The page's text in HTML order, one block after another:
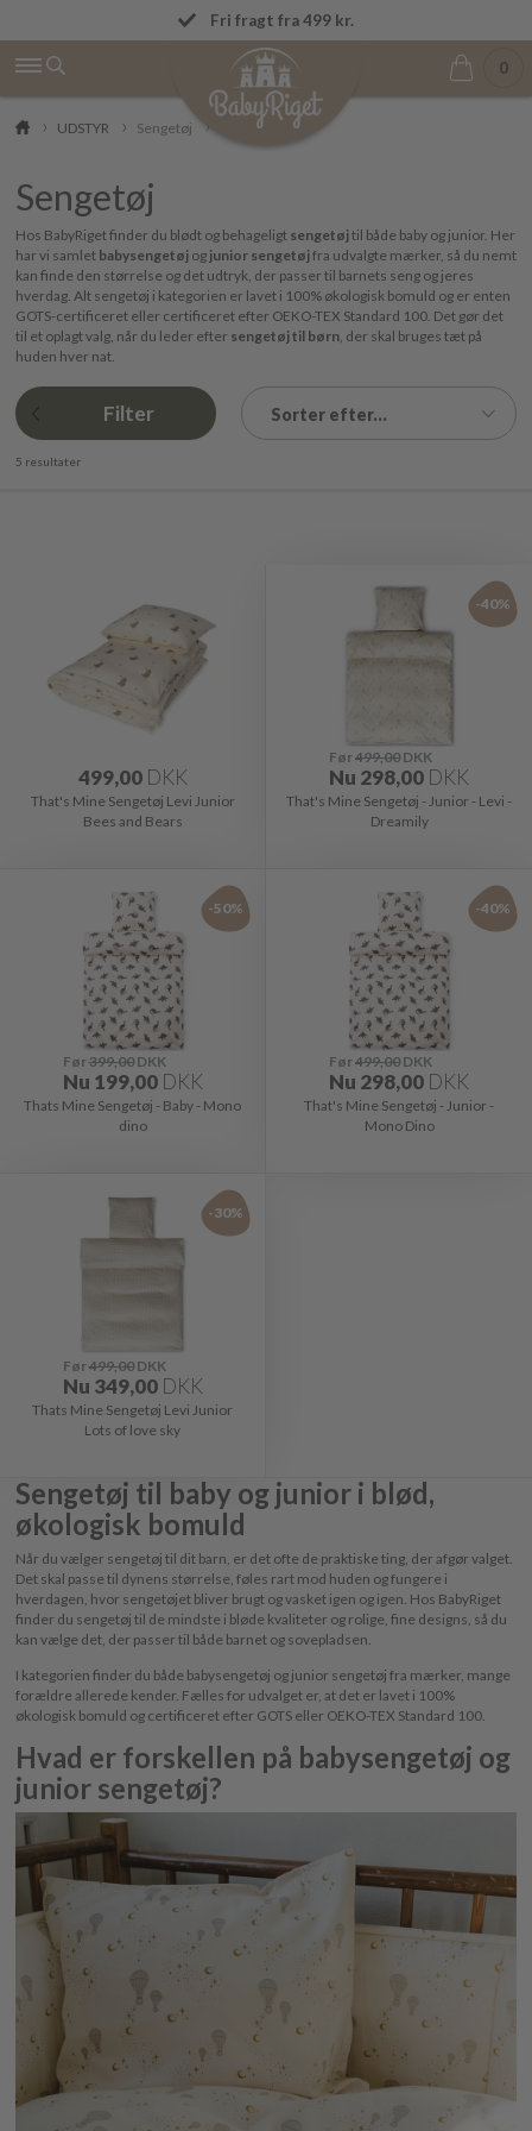
Fri fragt fra 499 kr.
Fremragende på Trustpilot ★★★★★ 4,9/5
0
UDSTYR Sengetøj
Sengetøj
Hos BabyRiget finder du blødt og behageligt sengetøjtil både baby og junior. Her
har vi samlet babysengetøjog junior sengetøjfra udvalgte mærker, så du nemt
kan finde den størrelse og det udtryk, der passer til barnets seng og jeres
hverdag. Alt sengetøj i kategorien er lavet i 100% økologisk bomuld og er enten
GOTS-certificeret eller certificeret efter OEKO-TEX Standard 100. Det gør det
til et oplagt valg, når du leder efter sengetøj til børn, der skal bruges tæt på
huden hver nat.
Filter Sorter efter...
5 resultater
499,00 DKK
That's Mine Sengetøj Levi Junior
Bees and Bears
-40%
Før499,00 DKK
Nu 298,00 DKK
That's Mine Sengetøj - Junior - Levi -
Dreamily
-50%
Før399,00DKK
Nu 199,00 DKK
Thats Mine Sengetøj - Baby - Mono
dino
-40%
Før499,00 DKK
Nu 298,00 DKK
That's Mine Sengetøj - Junior -
Mono Dino
-30%
Før499,00DKK
Nu 349,00 DKK
Thats Mine Sengetøj Levi Junior
Lots of love sky
Sengetøj til baby og junior i blød,
økologisk bomuld
Når du vælger sengetøj til dit barn, er det ofte de praktiske ting, der afgør valget.
Det skal passe til dynens størrelse, føles rart mod huden og fungere i
hverdagen, hvor sengetøjet bliver brugt og vasket igen og igen. Hos BabyRiget
finder du sengetøj til de mindste i bløde kvaliteter og rolige, fine designs, så du
kan vælge det, der passer til både barnet og sovepladsen.
I kategorien finder du både babysengetøj og junior sengetøj fra mærker, mange
forældre allerede kender. Fælles for udvalget er, at det er lavet i 100%
økologisk bomuld og certificeret efter GOTS eller OEKO-TEX Standard 100.
Hvad er forskellen på babysengetøj og
junior sengetøj?